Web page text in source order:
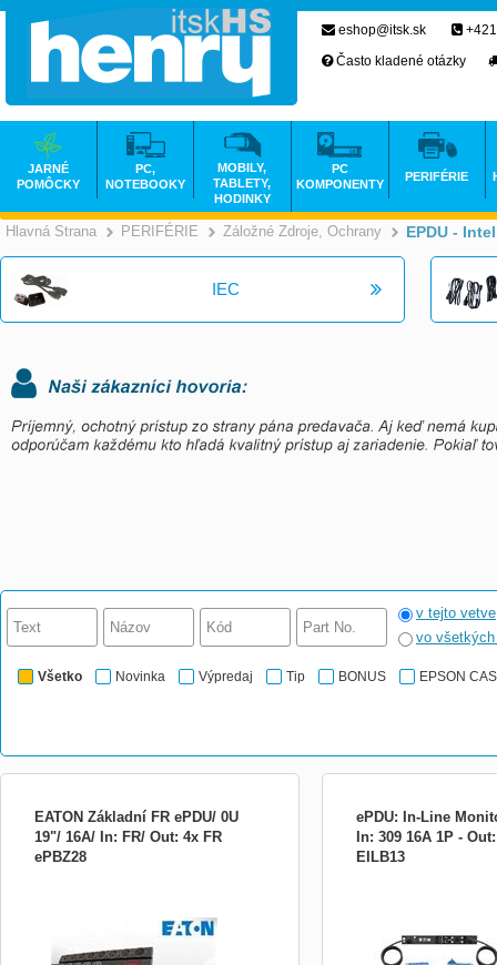
Hlavná Strana >
PERIFÉRIE >
Záložné Zdroje, Ochrany EPDU -
IEC
v tejto vetve
vo
Všetko Novinka Výpredaj Tip BONUS EPSON
EATON Základní FR ePDU/ 0U
19"/ 16A/ In: FR/ Out: 4x FR
ePBZ28
oceľové šasi a sú vybavené plne krytými
ističami a vypínačmi. Má variabilnú
možnosť upevnenia. Spôsob mon...
ePDU: In-Line
In: 309 16A 1P -
EILB13
modernom LCD displeji.
modul je vymenitelný za
eshop@itsk.sk
Často kladené otázky
JARNÉ
POMÔCKY
PC,
NOTEBOOKY
MOBILY,
TABLETY,
HODINKY
PC
KOMPONENTY
PERIFÉRIE